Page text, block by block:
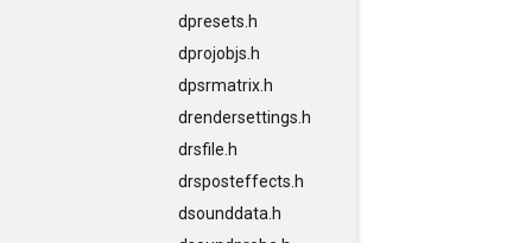
dpresets.h
dprojobjs.h
dpsrmatrix.h
drendersettings.h
drsfile.h
drsposteffects.h
dsounddata.h